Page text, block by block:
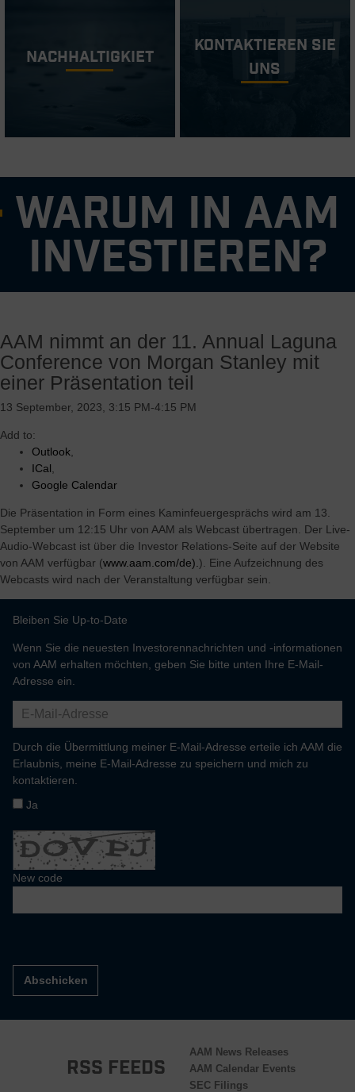
Nachhaltigkiet
Kontaktieren Sie
Uns
Warum in AAM
investieren?
Produkte, ergänzt durch globale profitable Wachstumschancen
Flexible und variable Kostenstruktur mit nachgewiesener
Erfolgsbilanz bei der effektiven Anpassung unseres Geschäfts
Überlegene Gewinnmarge und starke freie Cashflow-Rendite
Hochinnovative und skalierbare Elektrifizierungs-
Antriebstechnologien, die das Wachstum beschleunigen und
mehrere Regionen, Kunden und Fahrzeugsegmente bedienen
AAM nimmt an der 11. Annual Laguna
Conference von Morgan Stanley mit
einer Präsentation teil
13 September, 2023, 3:15 PM-4:15 PM
Add to:
Outlook
ICal
Google Calendar
Die Präsentation in Form eines Kaminfeuergesprächs wird am 13.
September um 12:15 Uhr von AAM als Webcast übertragen. Der Live-
Audio-Webcast ist über die Investor Relations-Seite auf der Website
von AAM verfügbar (www.aam.com/de). ). Eine Aufzeichnung des
Webcasts wird nach der Veranstaltung verfügbar sein.
Bleiben Sie Up-to-Date
Wenn Sie die neuesten Investorennachrichten und -informationen
von AAM erhalten möchten, geben Sie bitte unten Ihre E-Mail-
Adresse ein.
Durch die Übermittlung meiner E-Mail-Adresse erteile ich AAM die
Erlaubnis, meine E-Mail-Adresse zu speichern und mich zu
kontaktieren.
Ja
New code
Abschicken
RSS Feeds
AAM News Releases
AAM Calendar Events
SEC Filings